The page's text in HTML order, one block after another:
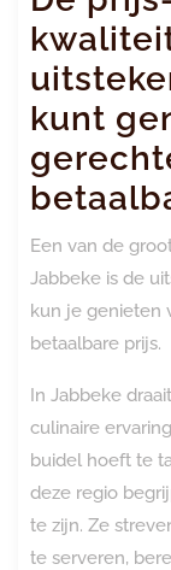
kunt
Een van de
Jabbeke is de
kun je genieten
betaalbare prijs.
In Jabbeke
culinaire
buidel hoeft te
deze regio
te zijn. Ze
te serveren,